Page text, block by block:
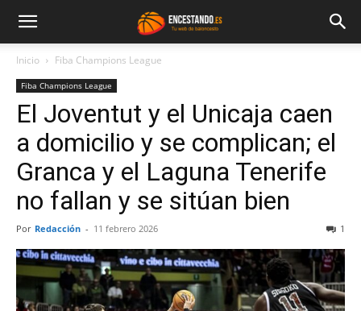
Inicio Fiba Champions League
Fiba Champions League
El Joventut y el Unicaja caen
a domicilio y se complican; el
Granca y el Laguna Tenerife
no fallan y se sitúan bien
Por Redacción - 11 febrero 2026 1